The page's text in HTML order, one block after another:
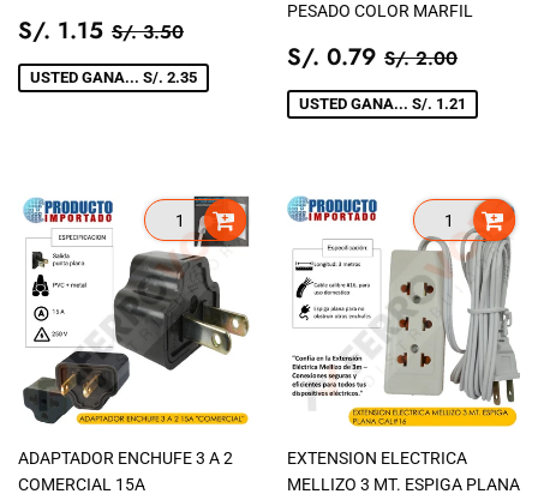
PRECIO
DE
VENTA
S/. 1.15 S/.
1.15
PRECIO TIENDA
S/. 3.50
USTED GANA... S/. 2.35
PESADO COLOR MARFIL
PRECIO
DE
VENTA
S/. 0.79 S/.
0.79
PRECIO
S/. 2.00
USTED GANA... S/. 1.21
ADAPTADOR ENCHUFE 3 A 2
COMERCIAL 15A
EXTENSION ELECTRICA
MELLIZO 3 MT. ESPIGA PLANA